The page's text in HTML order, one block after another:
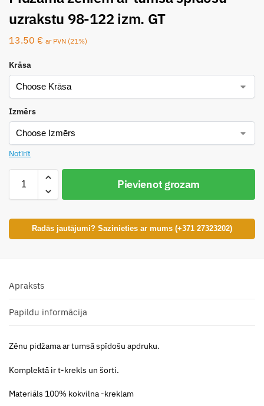
uzrakstu 98-122 izm. GT
13.50 € ar PVN (21%)
Krāsa
Izmērs
Notīrīt
Pievienot grozam
Radās jautājumi? Sazinieties ar mums (+371 27323202)
Apraksts
Papildu informācija
Zēnu pidžama ar tumsā spīdošu apdruku.
Komplektā ir t-krekls un šorti.
Materiāls 100% kokvilna -kreklam